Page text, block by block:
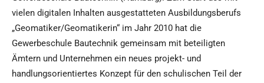
vielen digitalen Inhalten ausgestatteten Ausbildungsberufs
„Geomatiker/Geomatikerin“ im Jahr 2010 hat die
Gewerbeschule Bautechnik gemeinsam mit beteiligten
Ämtern und Unternehmen ein neues projekt- und
handlungsorientiertes Konzept für den schulischen Teil der